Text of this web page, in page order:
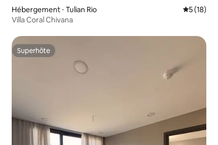
Hébergement ⋅ Tulian Rio
5 (18)
Villa Coral Chivana
Superhôte
Superhôte